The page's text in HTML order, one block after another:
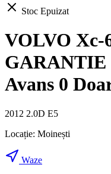
Stoc Epuizat
VOLVO Xc-
GARANTIE
Avans 0
2012 2.0D E5
Locație: Moinești
Waze